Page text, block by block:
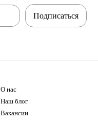
Подписаться
О нас
Наш блог
Вакансии